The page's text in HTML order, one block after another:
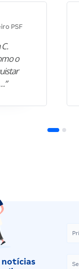
PSF
o
notícias